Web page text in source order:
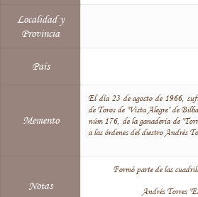
Localidad y
Provincia
País
Memento
El día 23 de agosto de 1966,
de Toros de "Vista Alegre" de
núm 176, de la ganadería de
a las órdenes del diestro Andrés
Notas
Formó parte de las
Andrés Torres